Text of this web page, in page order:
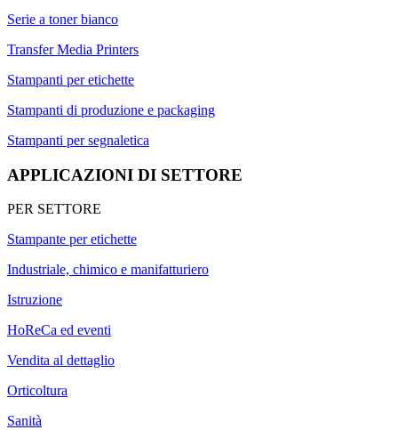
Serie a toner bianco
Transfer Media Printers
Stampanti per etichette
Stampanti di produzione e packaging
Stampanti per segnaletica
APPLICAZIONI DI SETTORE
PER SETTORE
Stampante per etichette
Industriale, chimico e manifatturiero
Istruzione
HoReCa ed eventi
Vendita al dettaglio
Orticoltura
Sanità